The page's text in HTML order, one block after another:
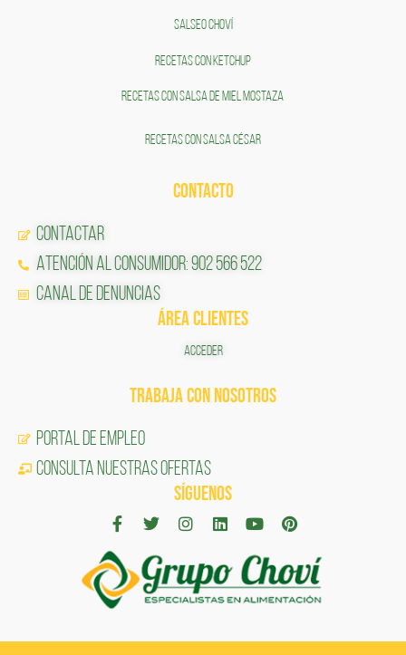
SALSEO CHOVÍ
RECETAS CON KETCHUP
RECETAS CON SALSA DE MIEL MOSTAZA
RECETAS CON SALSA CÉSAR
CONTACTO
Contactar
Atención al Consumidor: 902 566 522
Canal de Denuncias
ÁREA CLIENTES
ACCEDER
TRABAJA CON NOSOTROS
Portal de Empleo
CONSULTA NUESTRAS OFERTAS
SÍGUENOS